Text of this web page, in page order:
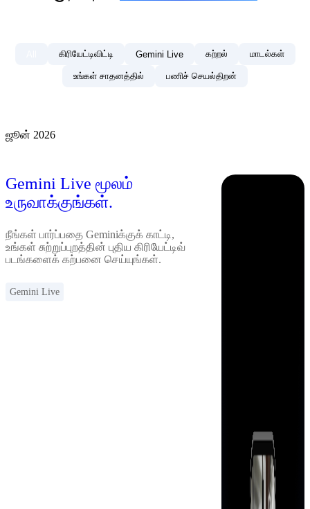
கிரியேட்டிவிட்டி Gemini Live கற்றல் மாடல்கள்
உங்கள் சாதனத்தில் பணிச் செயல்திறன்
ஜூன் 2026
Gemini Live மூலம்
உருவாக்குங்கள்.
நீங்கள் பார்ப்பதை Geminiக்குக் காட்டி,
உங்கள் சுற்றுப்புறத்தின் புதிய கிரியேட்டிவ்
படங்களைக் கற்பனை செய்யுங்கள்.
Gemini Live